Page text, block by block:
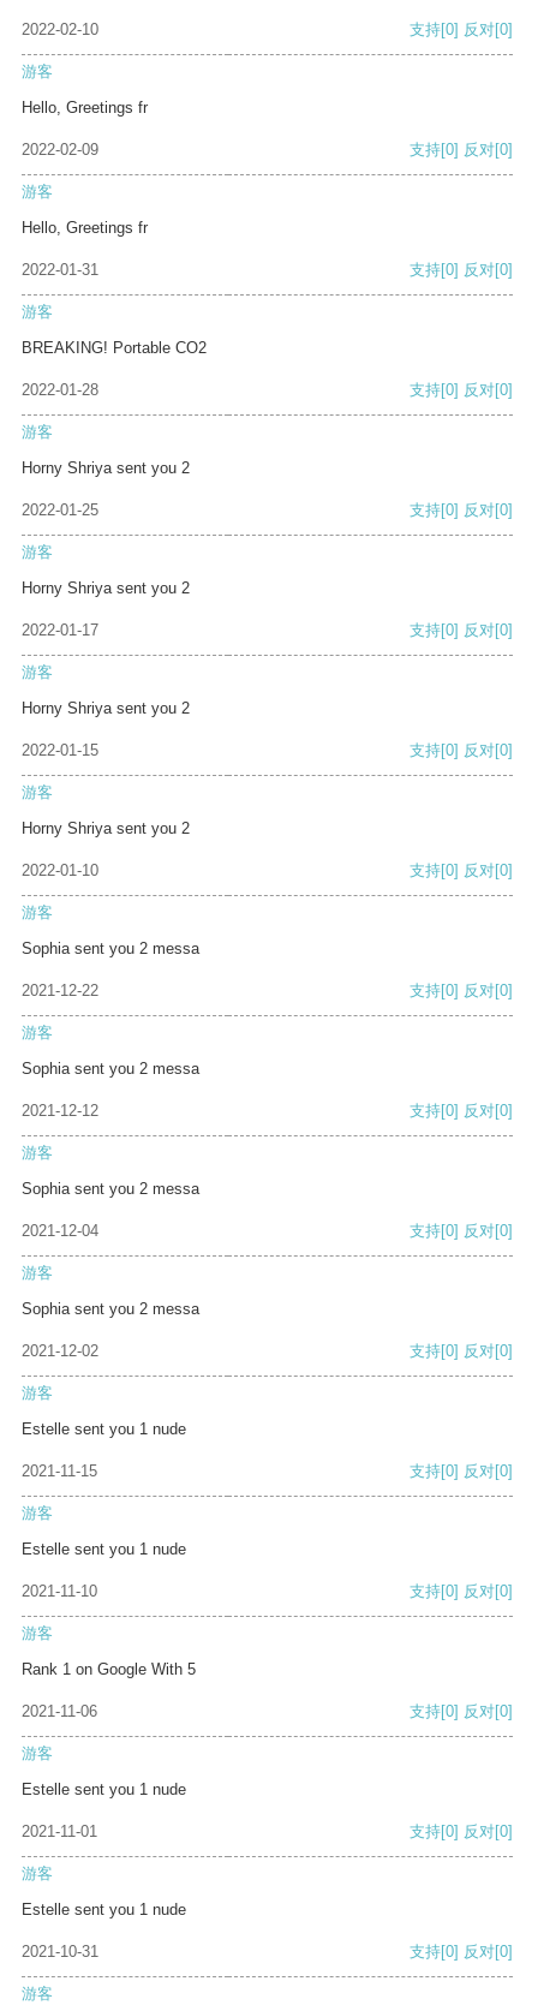
2022-02-10 支持[0] 反对[0]
游客
Hello, Greetings fr
2022-02-09 支持[0] 反对[0]
游客
Hello, Greetings fr
2022-01-31 支持[0] 反对[0]
游客
BREAKING! Portable CO2
2022-01-28 支持[0] 反对[0]
游客
Horny Shriya sent you 2
2022-01-25 支持[0] 反对[0]
游客
Horny Shriya sent you 2
2022-01-17 支持[0] 反对[0]
游客
Horny Shriya sent you 2
2022-01-15 支持[0] 反对[0]
游客
Horny Shriya sent you 2
2022-01-10 支持[0] 反对[0]
游客
Sophia sent you 2 messa
2021-12-22 支持[0] 反对[0]
游客
Sophia sent you 2 messa
2021-12-12 支持[0] 反对[0]
游客
Sophia sent you 2 messa
2021-12-04 支持[0] 反对[0]
游客
Sophia sent you 2 messa
2021-12-02 支持[0] 反对[0]
游客
Estelle sent you 1 nude
2021-11-15 支持[0] 反对[0]
游客
Estelle sent you 1 nude
2021-11-10 支持[0] 反对[0]
游客
Rank 1 on Google With 5
2021-11-06 支持[0] 反对[0]
游客
Estelle sent you 1 nude
2021-11-01 支持[0] 反对[0]
游客
Estelle sent you 1 nude
2021-10-31 支持[0] 反对[0]
游客